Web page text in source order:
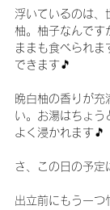
浮いているのは、
柚。柚子なんです
ままも食べられま
できます🎵
晩白柚の香りが充
い。お湯はちょう
よく浸かれます🎵
さ、この日の予定
出立前にもう一つ